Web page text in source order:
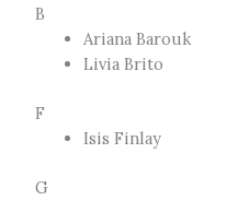
B
Ariana Barouk
Livia Brito
F
Isis Finlay
G